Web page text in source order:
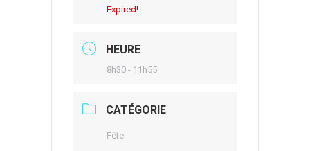
Expired!
HEURE
8h30 - 11h55
CATÉGORIE
Fête